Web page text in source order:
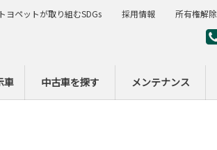
車 中古車を探す メンテナンス
ヨペットが取り組むSDGs 採用情報 所有権解除